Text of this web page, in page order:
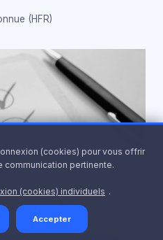
(HFR)
(cookies) pour vous offrir
communication pertinente.
(cookies) individuels .
Accepter